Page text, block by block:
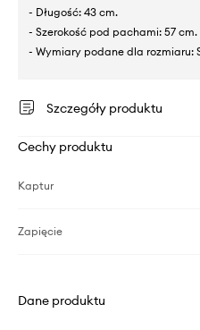
- Długość: 43 cm.
- Szerokość pod pachami: 57 cm.
- Wymiary podane dla rozmiaru:
Szczegóły produktu
Cechy produktu
Kaptur
Zapięcie
Dane produktu